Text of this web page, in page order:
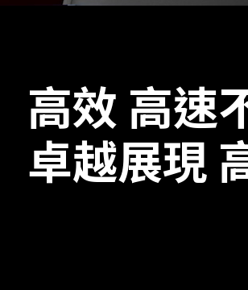
高效 高速
卓越展現